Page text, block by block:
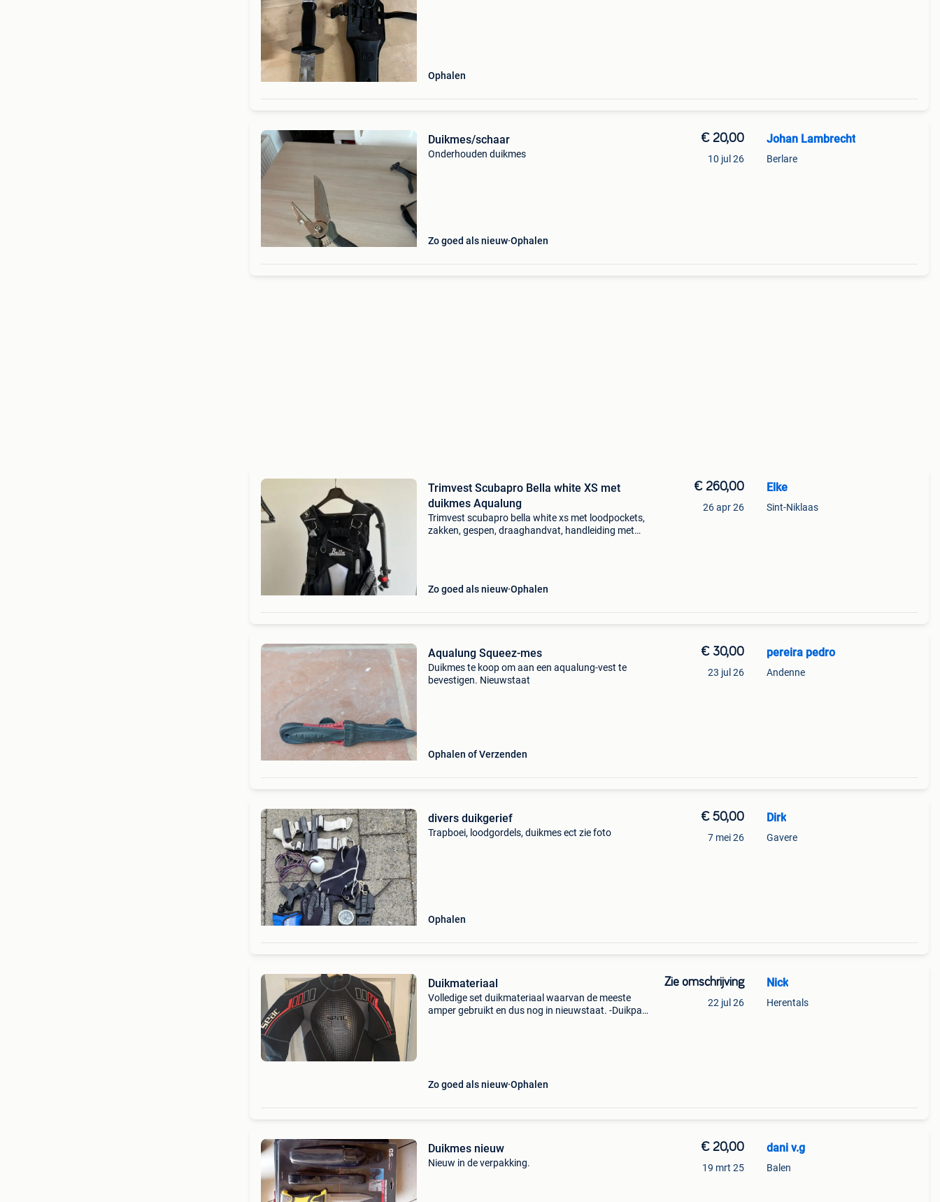
Ophalen
Duikmes/schaar
Onderhouden duikmes
Zo goed als nieuw Ophalen
€ 20,00
10 jul 26
Johan Lambrecht
Berlare
Trimvest Scubapro Bella white XS met
duikmes Aqualung
Trimvest scubapro bella white xs met loodpockets,
zakken, gespen, draaghandvat, handleiding met
Zo goed als nieuw Ophalen
€ 260,00
26 apr 26
Elke
Sint-Niklaas
Aqualung Squeez-mes
Duikmes te koop om aan een aqualung-vest te
bevestigen. Nieuwstaat
Ophalen of Verzenden
€ 30,00
23 jul 26
pereira pedro
Andenne
divers duikgerief
Trapboei, loodgordels, duikmes ect zie foto
Ophalen
€ 50,00
7 mei 26
Dirk
Gavere
Duikmateriaal
Volledige set duikmateriaal waarvan de meeste
amper gebruikt en dus nog in nieuwstaat. -Duikpak
Zo goed als nieuw Ophalen
Zie omschrijving
22 jul 26
Nick
Herentals
Duikmes nieuw
Nieuw in de verpakking.
€ 20,00
19 mrt 25
dani v.g
Balen